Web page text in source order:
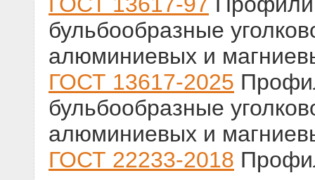
бульбообразные
алюминиевых и
ГОСТ 13617-2025
бульбообразные
алюминиевых и
ГОСТ 22233-2018